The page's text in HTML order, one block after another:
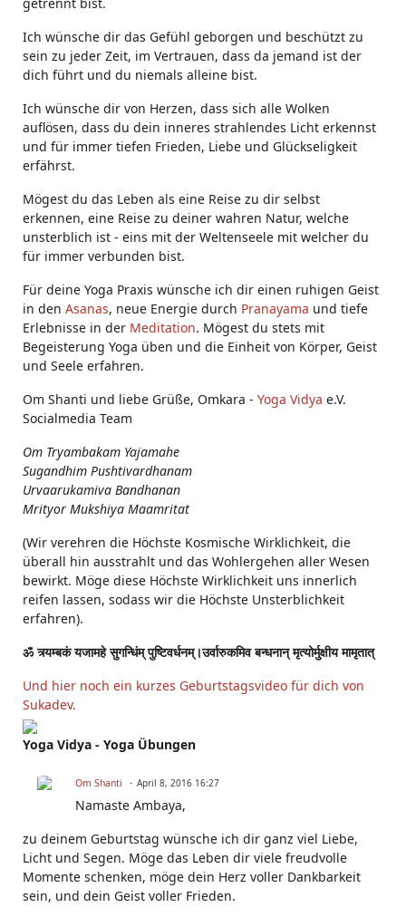
Ich wünsche dir das Gefühl geborgen und beschützt zu
sein zu jeder Zeit, im Vertrauen, dass da jemand ist der
dich führt und du niemals alleine bist.
Ich wünsche dir von Herzen, dass sich alle Wolken
auflösen, dass du dein inneres strahlendes Licht erkennst
und für immer tiefen Frieden, Liebe und Glückseligkeit
erfährst.
Mögest du das Leben als eine Reise zu dir selbst
erkennen, eine Reise zu deiner wahren Natur, welche
unsterblich ist - eins mit der Weltenseele mit welcher du
für immer verbunden bist.
Für deine Yoga Praxis wünsche ich dir einen ruhigen Geist
in den Asanas, neue Energie durch Pranayama und tiefe
Erlebnisse in der Meditation. Mögest du stets mit
Begeisterung Yoga üben und die Einheit von Körper, Geist
und Seele erfahren.
Om Shanti und liebe Grüße, Omkara - Yoga Vidya e.V.
Socialmedia Team
Om Tryambakam Yajamahe
Sugandhim Pushtivardhanam
Urvaarukamiva Bandhanan
Mrityor Mukshiya Maamritat
(Wir verehren die Höchste Kosmische Wirklichkeit, die
überall hin ausstrahlt und das Wohlergehen aller Wesen
bewirkt. Möge diese Höchste Wirklichkeit uns innerlich
reifen lassen, sodass wir die Höchste Unsterblichkeit
erfahren).
ॐ त्र्यम्बकं यजामहे सुगन्धिंम् पुष्टिवर्धनम्।उर्वारुकमिव बन्धनान् मृत्योर्मुक्षीय मामृतात्
Und hier noch ein kurzes Geburtstagsvideo für dich von
Sukadev.
Yoga Vidya - Yoga Übungen
Om Shanti April 8, 2016 16:27
Namaste Ambaya,
zu deinem Geburtstag wünsche ich dir ganz viel Liebe,
Licht und Segen. Möge das Leben dir viele freudvolle
Momente schenken, möge dein Herz voller Dankbarkeit
sein, und dein Geist voller Frieden.